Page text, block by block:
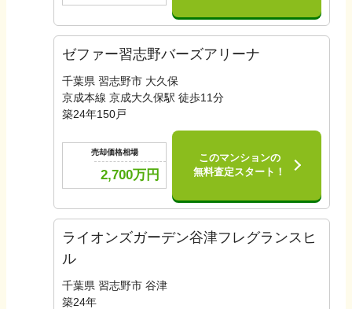
ゼファー習志野バーズアリーナ
千葉県 習志野市 大久保
京成本線 京成大久保駅 徒歩11分
築24年150戸
売却価格相場
2,700万円
このマンションの
無料査定スタート！
ライオンズガーデン谷津フレグランスヒ
ル
千葉県 習志野市 谷津
築24年